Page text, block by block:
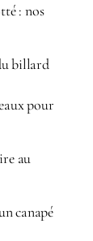
: nos
billard
pour
au
canapé